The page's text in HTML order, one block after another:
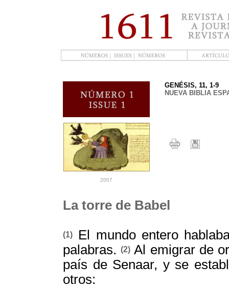
2007
GENÉSIS, 11, 1-9
NUEVA BIBLIA
La torre de Babel
(1)
El mundo entero
palabras.(2) Al emigrar de
país de Senaar, y se
otros: